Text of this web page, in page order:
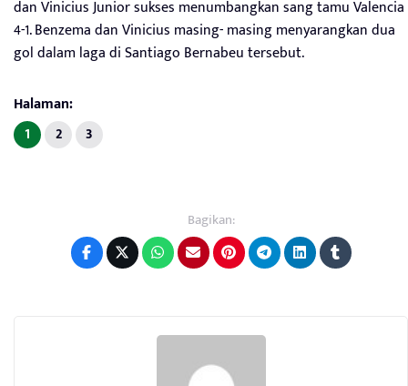
dan Vinicius Junior sukses menumbangkan sang tamu Valencia
4-1. Benzema dan Vinicius masing- masing menyarangkan dua
gol dalam laga di Santiago Bernabeu tersebut.
Halaman:
1 2 3
Bagikan: